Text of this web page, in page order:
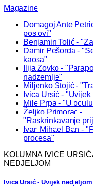
Magazine
Domagoj Ante
poslovi"
Benjamin Tolić -
Damir Pešorda -
kaosa"
Ilija Zovko -
nadzemlje"
Miljenko Stojić -
Ivica Ursić -
Mile Prpa - "U
Željko Primorac -
"Raskrinkavanje
Ivan Mihael Ban -
procesa"
KOLUMNA IVICE
NEDJELJOM
Ivica Ursić - Uvijek